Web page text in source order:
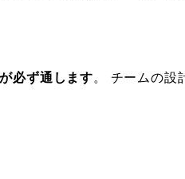
必ず通します。 チームの設